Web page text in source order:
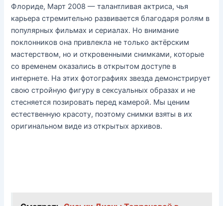
Флориде, Март 2008 — талантливая актриса, чья
карьера стремительно развивается благодаря ролям в
популярных фильмах и сериалах. Но внимание
поклонников она привлекла не только актёрским
мастерством, но и откровенными снимками, которые
со временем оказались в открытом доступе в
интернете. На этих фотографиях звезда демонстрирует
свою стройную фигуру в сексуальных образах и не
стесняется позировать перед камерой. Мы ценим
естественную красоту, поэтому снимки взяты в их
оригинальном виде из открытых архивов.